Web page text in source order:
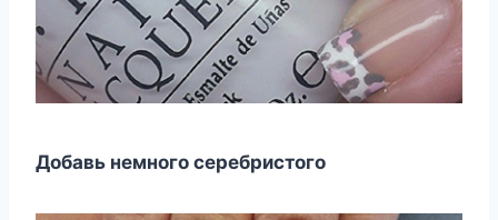
Добавь немного серебристого